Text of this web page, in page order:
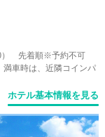
） 先着順※予約不可
車時は、近隣コインパ
ホテル基本情報を見る